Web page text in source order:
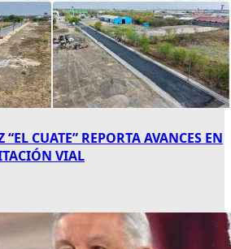
CUATE” REPORTA AVANCES EN
VIAL